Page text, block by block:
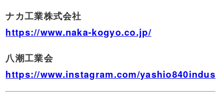
ナカ工業株式会社
https://www.naka-kogyo.co.jp/
八潮工業会
https://www.instagram.com/yashio840indust